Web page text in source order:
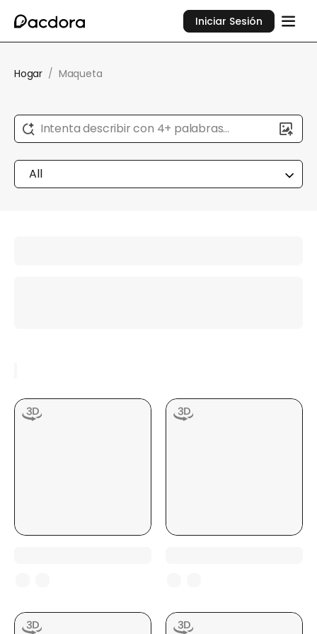
Iniciar Sesión
Hogar / Maqueta
Intenta describir con 4+ palabras...
All